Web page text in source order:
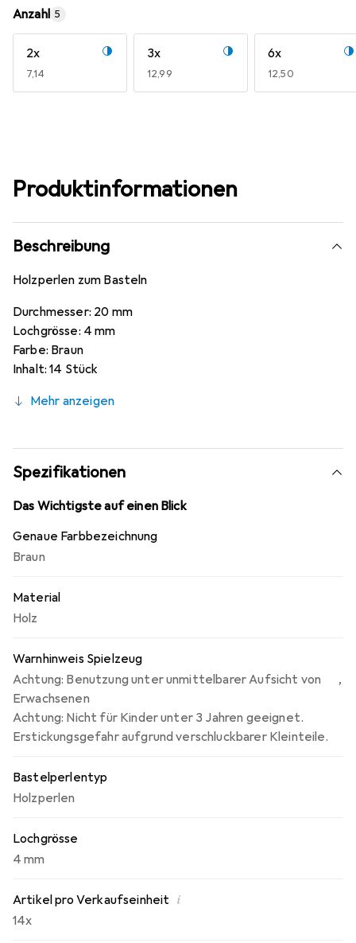
Anzahl 5
2x
EUR
7,14
3x
EUR
12,99
6x
EUR
12,50
Produktinformationen
Beschreibung
Holzperlen zum Basteln
Durchmesser: 20 mm
Lochgrösse: 4 mm
Farbe: Braun
Inhalt: 14 Stück
Mehr anzeigen
Spezifikationen
Das Wichtigste auf einen Blick
Genaue Farbbezeichnung
Braun
Material
Holz
Warnhinweis Spielzeug
Achtung: Benutzung unter unmittelbarer Aufsicht von
Erwachsenen
,
Achtung: Nicht für Kinder unter 3 Jahren geeignet.
Erstickungsgefahr aufgrund verschluckbarer Kleinteile.
Bastelperlentyp
Holzperlen
Lochgrösse
4 mm
Artikel pro Verkaufseinheit i
14x